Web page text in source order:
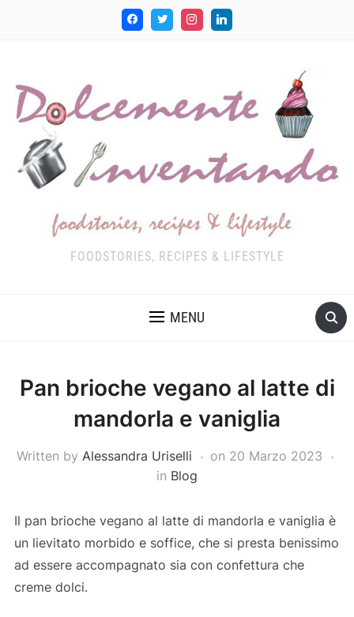
FOODSTORIES, RECIPES & LIFESTYLE
MENU
Pan brioche vegano al latte di
mandorla e vaniglia
Written by Alessandra Uriselli on 20 Marzo 2023
in Blog
Il pan brioche vegano al latte di mandorla e vaniglia è
un lievitato morbido e soffice, che si presta benissimo
ad essere accompagnato sia con confettura che
creme dolci.